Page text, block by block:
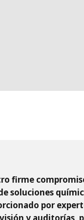
firme
soluciones
por
y auditorías,